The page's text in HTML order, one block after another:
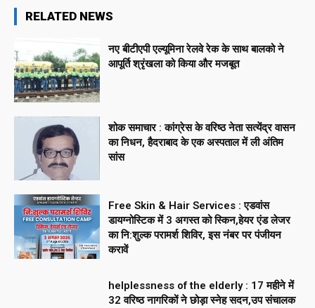
RELATED NEWS
नए बीटीएपी एल्यूमिना रेलवे रेक के साथ बालको ने
आपूर्ति श्रृंखला को किया और मजबूत
शोक समाचार : कांग्रेस के वरिष्ठ नेता सत्येंद्र वासन
का निधन, हैदराबाद के एक अस्पताल में ली अंतिम
सांस
Free Skin & Hair Services : एडवांस
डायग्नोस्टिक में 3 अगस्त को स्किन,हेयर एंड लेजर
का नि:शुल्क परामर्श शिविर, इस नंबर पर पंजीयन
करावें
helplessness of the elderly : 17 महीने में
32 वरिष्ठ नागरिकों ने छोड़ा स्नेह सदन,उप संचालक